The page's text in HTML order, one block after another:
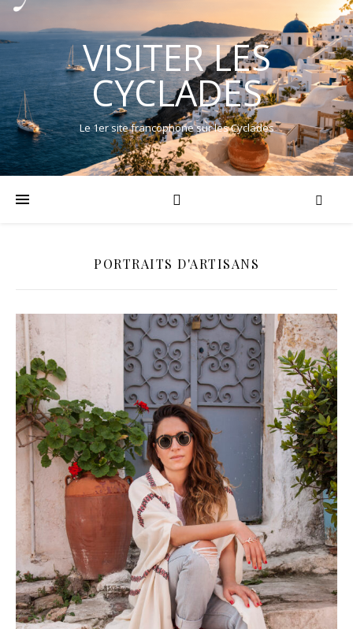
VISITER LES
CYCLADES
Le 1er site francophone sur les Cyclades
PORTRAITS D'ARTISANS